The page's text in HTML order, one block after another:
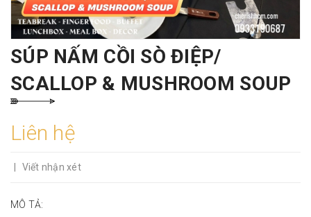
SÚP NẤM CỒI SÒ ĐIỆP/
SCALLOP & MUSHROOM SOUP
Liên hệ
Viết nhận xét
MÔ TẢ: